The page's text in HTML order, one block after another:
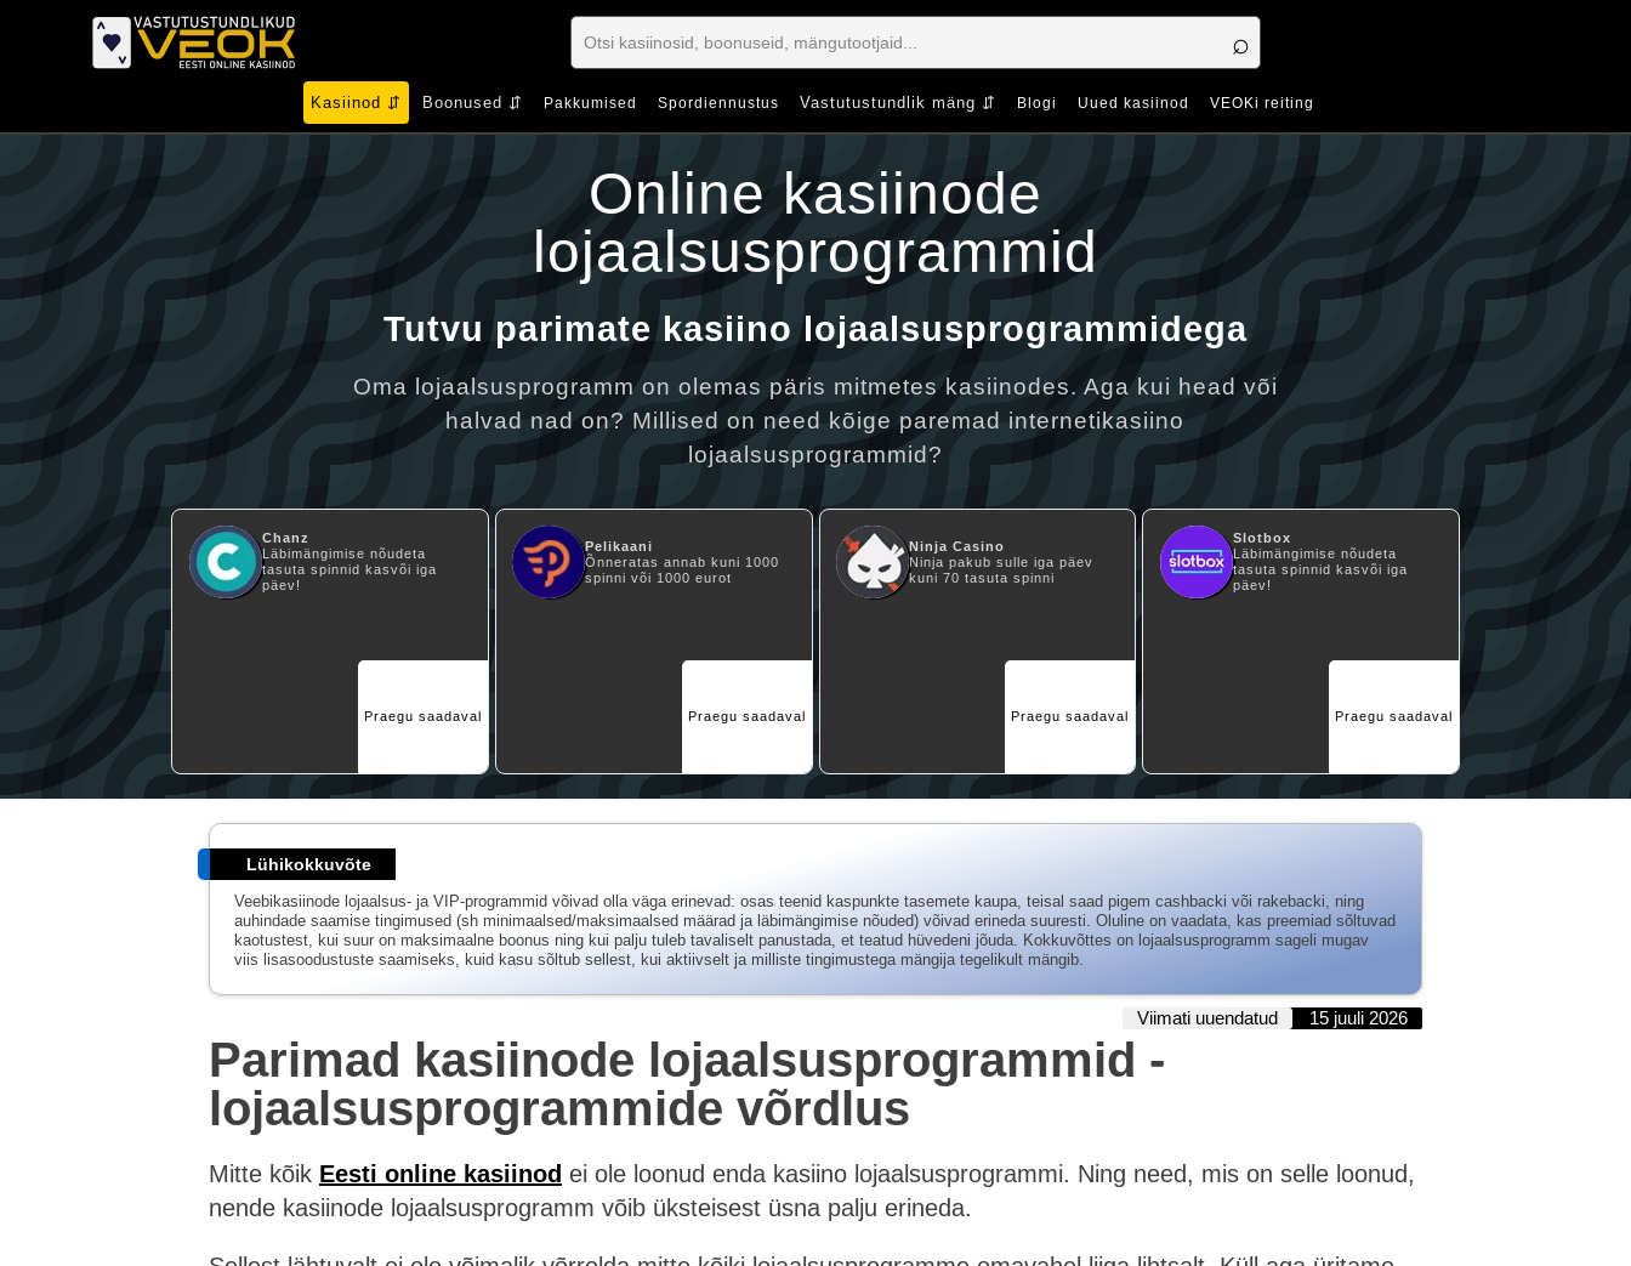
Kasiinod ⇵ Boonused ⇵ Pakkumised Spordiennustus Vastutustundlik mäng ⇵ Blogi Uued kasiinod VEOKi reiting
Online kasiinode
lojaalsusprogrammid
Tutvu parimate kasiino lojaalsusprogrammidega
Oma lojaalsusprogramm on olemas päris mitmetes kasiinodes. Aga kui head või
halvad nad on? Millised on need kõige paremad internetikasiino
lojaalsusprogrammid?
Chanz
Läbimängimise nõudeta
tasuta spinnid kasvõi iga
päev!
Praegu saadaval
Pelikaani
Õnneratas annab kuni 1000
spinni või 1000 eurot
Praegu saadaval
Ninja Casino
Ninja pakub sulle iga päev
kuni 70 tasuta spinni
Praegu saadaval
Slotbox
Läbimängimise nõudeta
tasuta spinnid kasvõi iga
päev!
Praegu saadaval
Lühikokkuvõte
Veebikasiinode lojaalsus- ja VIP-programmid võivad olla väga erinevad: osas teenid kaspunkte tasemete kaupa, teisal saad pigem cashbacki või rakebacki, ning
auhindade saamise tingimused (sh minimaalsed/maksimaalsed määrad ja läbimängimise nõuded) võivad erineda suuresti. Oluline on vaadata, kas preemiad sõltuvad
kaotustest, kui suur on maksimaalne boonus ning kui palju tuleb tavaliselt panustada, et teatud hüvedeni jõuda. Kokkuvõttes on lojaalsusprogramm sageli mugav
viis lisasoodustuste saamiseks, kuid kasu sõltub sellest, kui aktiivselt ja milliste tingimustega mängija tegelikult mängib.
Viimati uuendatud 15 juuli 2026
Parimad kasiinode lojaalsusprogrammid -
lojaalsusprogrammide võrdlus
Mitte kõik Eesti online kasiinod ei ole loonud enda kasiino lojaalsusprogrammi. Ning need, mis on selle loonud,
nende kasiinode lojaalsusprogramm võib üksteisest üsna palju erineda.